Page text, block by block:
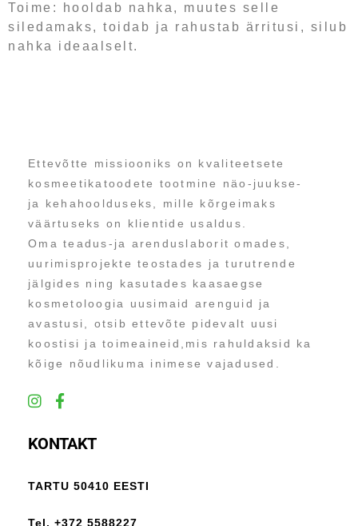
Toime: hooldab nahka, muutes selle
siledamaks, toidab ja rahustab ärritusi, silub
nahka ideaalselt.
Ettevõtte missiooniks on kvaliteetsete
kosmeetikatoodete tootmine näo-juukse-
ja kehahoolduseks, mille kõrgeimaks
väärtuseks on klientide usaldus.
Oma teadus-ja arenduslaborit omades,
uurimisprojekte teostades ja turutrende
jälgides ning kasutades kaasaegse
kosmetoloogia uusimaid arenguid ja
avastusi, otsib ettevõte pidevalt uusi
koostisi ja toimeaineid,mis rahuldaksid ka
kõige nõudlikuma inimese vajadused.
KONTAKT
TARTU 50410 EESTI
Tel. +372 5588227